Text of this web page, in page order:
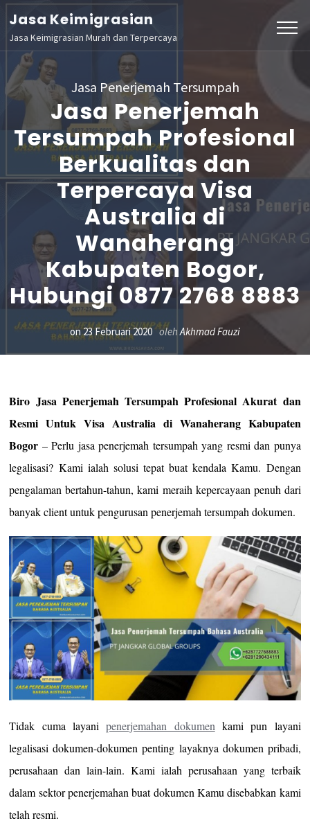
Lompat
ke
konten
(Tekan
Enter)
Jasa Keimigrasian
Jasa Keimigrasian Murah dan Terpercaya
Jasa Penerjemah Tersumpah
Jasa Penerjemah
Tersumpah Profesional
Berkualitas dan
Terpercaya Visa
Australia di
Wanaherang
Kabupaten Bogor,
Hubungi 0877 2768 8883
on23 Februari 2020 olehAkhmad Fauzi
Biro Jasa Penerjemah Tersumpah Profesional Akurat dan
Resmi Untuk Visa Australia di Wanaherang Kabupaten
Bogor – Perlu jasa penerjemah tersumpah yang resmi dan punya
legalisasi? Kami ialah solusi tepat buat kendala Kamu. Dengan
pengalaman bertahun-tahun, kami meraih kepercayaan penuh dari
banyak client untuk pengurusan penerjemah tersumpah dokumen.
Tidak cuma layanipenerjemahan dokumen kami pun layani
legalisasi dokumen-dokumen penting layaknya dokumen pribadi,
perusahaan dan lain-lain. Kami ialah perusahaan yang terbaik
dalam sektor penerjemahan buat dokumen Kamu disebabkan kami
telah resmi.